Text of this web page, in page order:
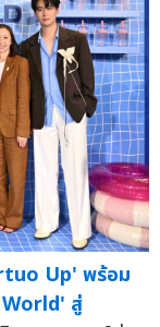
Up' พร้อม
สู่